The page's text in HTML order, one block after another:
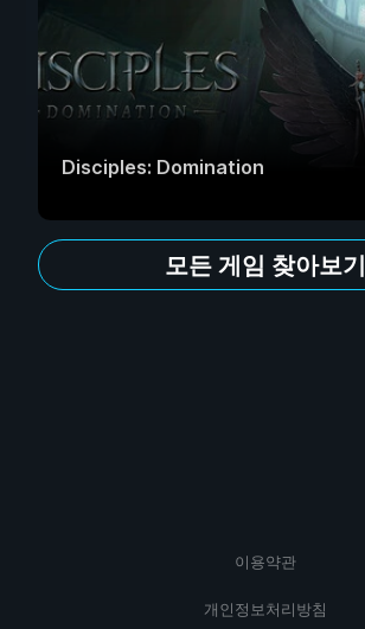
Disciples: Domination
모든 게임 찾아보기
이용약관
개인정보처리방침